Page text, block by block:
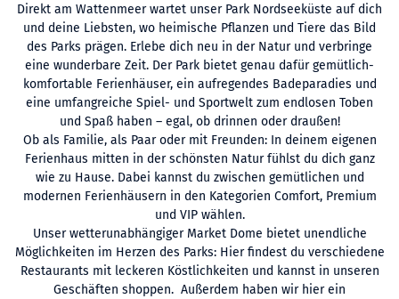
Direkt am Wattenmeer wartet unser Park Nordseeküste auf dich
und deine Liebsten, wo heimische Pflanzen und Tiere das Bild
des Parks prägen. Erlebe dich neu in der Natur und verbringe
eine wunderbare Zeit. Der Park bietet genau dafür gemütlich-
komfortable Ferienhäuser, ein aufregendes Badeparadies und
eine umfangreiche Spiel- und Sportwelt zum endlosen Toben
und Spaß haben – egal, ob drinnen oder draußen!
Ob als Familie, als Paar oder mit Freunden: In deinem eigenen
Ferienhaus mitten in der schönsten Natur fühlst du dich ganz
wie zu Hause. Dabei kannst du zwischen gemütlichen und
modernen Ferienhäusern in den Kategorien Comfort, Premium
und VIP wählen.
Unser wetterunabhängiger Market Dome bietet unendliche
Möglichkeiten im Herzen des Parks: Hier findest du verschiedene
Restaurants mit leckeren Köstlichkeiten und kannst in unseren
Geschäften shoppen. Außerdem haben wir hier ein